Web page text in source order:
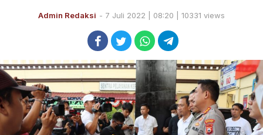
Admin Redaksi - 7 Juli 2022 | 08:20 | 10331 views